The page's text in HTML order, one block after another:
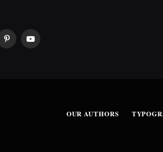
PinterestYouTube
OUR AUTHORS